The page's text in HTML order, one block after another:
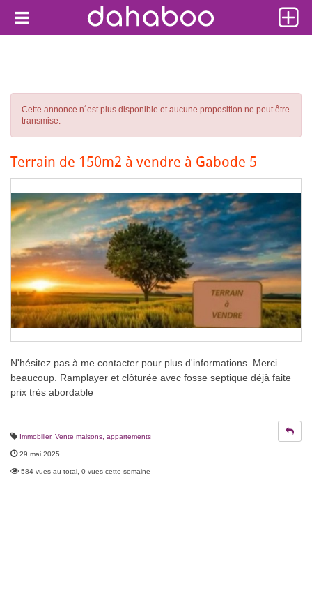
Cette annonce n´est plus disponible et aucune proposition ne peut être
transmise.
Terrain de 150m2 à vendre à Gabode 5
N'hésitez pas à me contacter pour plus d'informations. Merci
beaucoup. Ramplayer et clôturée avec fosse septique déjà faite
prix très abordable
Immobilier, Vente maisons, appartements
29 mai 2025
584 vues au total, 0 vues cette semaine